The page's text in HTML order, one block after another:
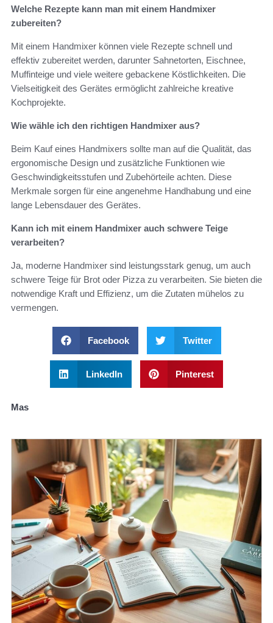
Welche Rezepte kann man mit einem Handmixer
zubereiten?
Mit einem Handmixer können viele Rezepte schnell und
effektiv zubereitet werden, darunter Sahnetorten, Eischnee,
Muffinteige und viele weitere gebackene Köstlichkeiten. Die
Vielseitigkeit des Gerätes ermöglicht zahlreiche kreative
Kochprojekte.
Wie wähle ich den richtigen Handmixer aus?
Beim Kauf eines Handmixers sollte man auf die Qualität, das
ergonomische Design und zusätzliche Funktionen wie
Geschwindigkeitsstufen und Zubehörteile achten. Diese
Merkmale sorgen für eine angenehme Handhabung und eine
lange Lebensdauer des Gerätes.
Kann ich mit einem Handmixer auch schwere Teige
verarbeiten?
Ja, moderne Handmixer sind leistungsstark genug, um auch
schwere Teige für Brot oder Pizza zu verarbeiten. Sie bieten die
notwendige Kraft und Effizienz, um die Zutaten mühelos zu
vermengen.
Facebook Twitter
LinkedIn Pinterest
Mas